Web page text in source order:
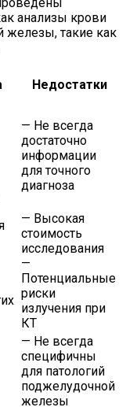
анализы крови
железы, такие как
Недостатки
— Не всегда
достаточно
информации
для точного
диагноза
— Высокая
стоимость
исследования
—
Потенциальные
риски
излучения при
КТ
— Не всегда
специфичны
для патологий
поджелудочной
железы